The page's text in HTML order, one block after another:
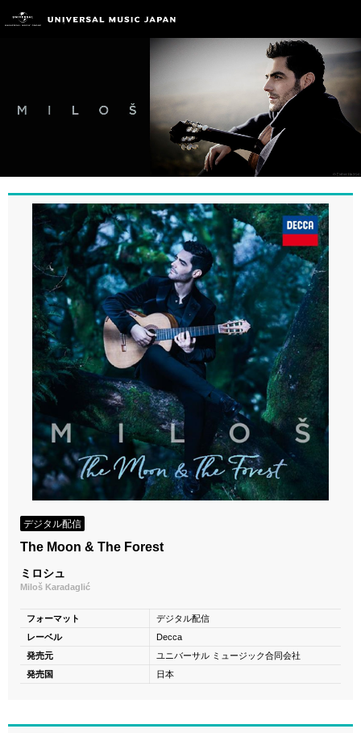
デジタル配信
The Moon & The Forest
ミロシュ
Miloš Karadaglić
フォーマット
デジタル配信
レーベル
Decca
発売元
ユニバーサル ミュージック合同会社
発売国
日本